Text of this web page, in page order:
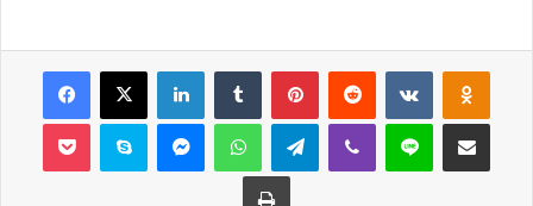
Facebook
X LinkedInTumblr PinterestReddit VKontakte
Pocket Skype MessengerWhatsAppTelegramViber Line E-Posta ile
Yazdır